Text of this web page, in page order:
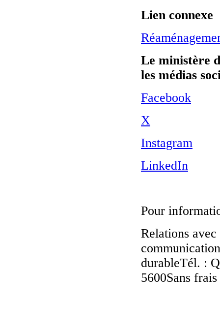
Lien connexe
Le ministère
les médias
Facebook
X
Instagram
LinkedIn
Pour
Relations
durableTél. :
5600Sans